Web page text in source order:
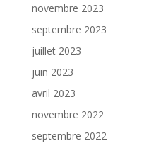
novembre 2023
septembre 2023
juillet 2023
juin 2023
avril 2023
novembre 2022
septembre 2022